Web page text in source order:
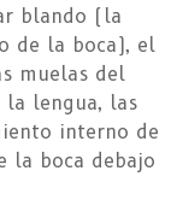
blando (la
de la boca), el
muelas del
la lengua, las
interno de
la boca debajo